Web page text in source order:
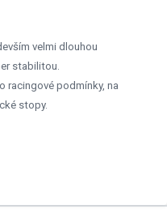
velmi dlouhou
stabilitou.
racingové podmínky, na
stopy.